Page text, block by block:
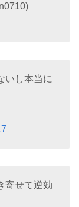
いし本当に
寄せて逆効